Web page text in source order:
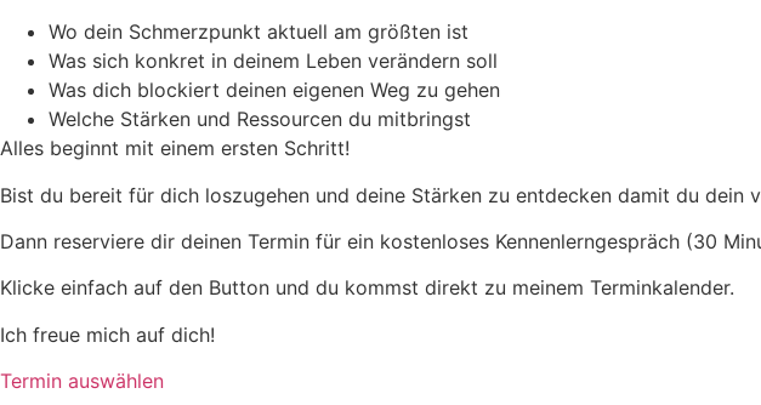
Wo dein Schmerzpunkt aktuell am größten ist
Was sich konkret in deinem Leben verändern soll
Was dich blockiert deinen eigenen Weg zu gehen
Welche Stärken und Ressourcen du mitbringst
Alles beginnt mit einem ersten Schritt!
Bist du bereit für dich loszugehen und deine Stärken zu entdecken damit du dein
Dann reserviere dir deinen Termin für ein kostenloses Kennenlerngespräch (30
Klicke einfach auf den Button und du kommst direkt zu meinem Terminkalender.
Ich freue mich auf dich!
Termin auswählen